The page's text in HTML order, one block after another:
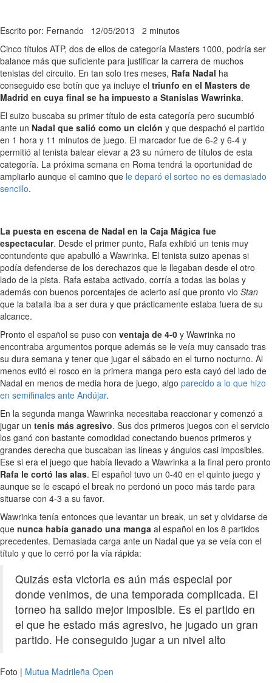
Escrito por: Fernando 12/05/2013 2 minutos
Cinco títulos ATP, dos de ellos de categoría Masters 1000, podría ser
balance más que suficiente para justificar la carrera de muchos
tenistas del circuito. En tan solo tres meses, Rafa Nadal ha
conseguido ese botín que ya incluye el triunfo en el Masters de
Madrid en cuya final se ha impuesto a Stanislas Wawrinka.
El suizo buscaba su primer título de esta categoría pero sucumbió
ante un Nadal que salió como un ciclón y que despachó el partido
en 1 hora y 11 minutos de juego. El marcador fue de 6-2 y 6-4 y
permitió al tenista balear elevar a 23 su número de títulos de esta
categoría. La próxima semana en Roma tendrá la oportunidad de
ampliarlo aunque el camino que le deparó el sorteo no es demasiado
sencillo.
La puesta en escena de Nadal en la Caja Mágica fue
espectacular. Desde el primer punto, Rafa exhibió un tenis muy
contundente que apabulló a Wawrinka. El tenista suizo apenas si
podía defenderse de los derechazos que le llegaban desde el otro
lado de la pista. Rafa estaba activado, corría a todas las bolas y
además con buenos porcentajes de acierto así que pronto vio Stan
que la batalla iba a ser dura y que prácticamente estaba fuera de su
alcance.
Pronto el español se puso con ventaja de 4-0 y Wawrinka no
encontraba argumentos porque además se le veía muy cansado tras
su dura semana y tener que jugar el sábado en el turno nocturno. Al
menos evitó el rosco en la primera manga pero esta cayó del lado de
Nadal en menos de media hora de juego, algo parecido a lo que hizo
en semifinales ante Andújar.
En la segunda manga Wawrinka necesitaba reaccionar y comenzó a
jugar un tenis más agresivo. Sus dos primeros juegos con el servicio
los ganó con bastante comodidad conectando buenos primeros y
grandes derecha que buscaban las líneas y ángulos casi imposibles.
Ese si era el juego que había llevado a Wawrinka a la final pero pronto
Rafa le cortó las alas. El español tuvo un 0-40 en el quinto juego y
aunque se le escapó el break no perdonó un poco más tarde para
situarse con 4-3 a su favor.
Wawrinka tenía entonces que levantar un break, un set y olvidarse de
que nunca había ganado una manga al español en los 8 partidos
precedentes. Demasiada carga ante un Nadal que ya se veía con el
título y que lo cerró por la vía rápida:
Quizás esta victoria es aún más especial por
donde venimos, de una temporada complicada. El
torneo ha salido mejor imposible. Es el partido en
el que he estado más agresivo, he jugado un gran
partido. He conseguido jugar a un nivel alto
Foto | Mutua Madrileña Open